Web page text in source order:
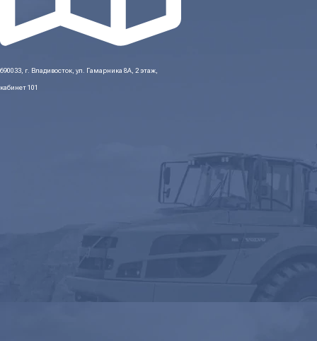
690033, г. Владивосток, ул. Гамарника 8А, 2 этаж,
кабинет 101